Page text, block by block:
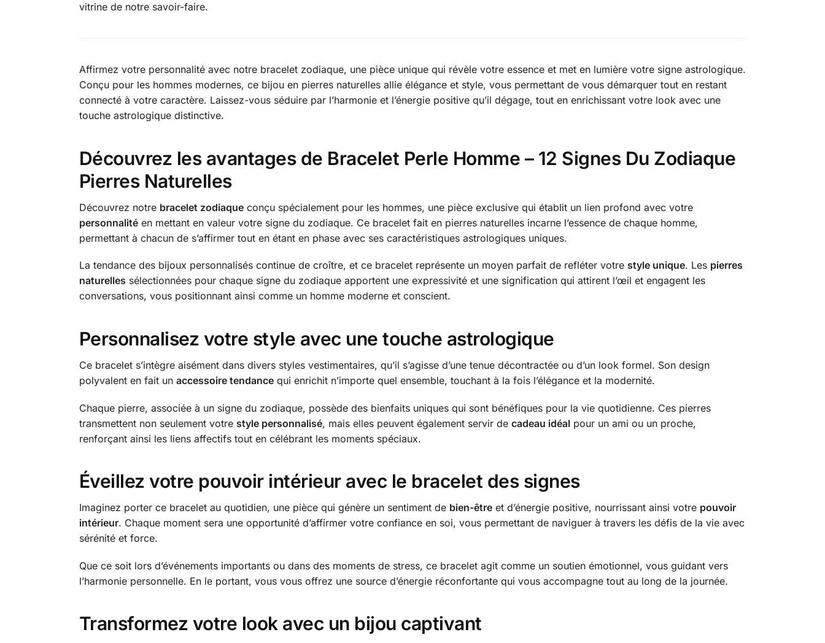
vitrine de notre savoir-faire.
Affirmez votre personnalité avec notre bracelet zodiaque, une pièce unique qui révèle votre essence et met en lumière votre signe astrologique.
Conçu pour les hommes modernes, ce bijou en pierres naturelles allie élégance et style, vous permettant de vous démarquer tout en restant
connecté à votre caractère. Laissez-vous séduire par l’harmonie et l’énergie positive qu’il dégage, tout en enrichissant votre look avec une
touche astrologique distinctive.
Découvrez les avantages de Bracelet Perle Homme – 12 Signes Du Zodiaque
Pierres Naturelles
Découvrez notre bracelet zodiaqueconçu spécialement pour les hommes, une pièce exclusive qui établit un lien profond avec votre
personnalitéen mettant en valeur votre signe du zodiaque. Ce bracelet fait en pierres naturelles incarne l’essence de chaque homme,
permettant à chacun de s’affirmer tout en étant en phase avec ses caractéristiques astrologiques uniques.
La tendance des bijoux personnalisés continue de croître, et ce bracelet représente un moyen parfait de refléter votre style unique. Les pierres
naturelles sélectionnées pour chaque signe du zodiaque apportent une expressivité et une signification qui attirent l’œil et engagent les
conversations, vous positionnant ainsi comme un homme moderne et conscient.
Personnalisez votre style avec une touche astrologique
Ce bracelet s’intègre aisément dans divers styles vestimentaires, qu’il s’agisse d’une tenue décontractée ou d’un look formel. Son design
polyvalent en fait un accessoire tendancequi enrichit n’importe quel ensemble, touchant à la fois l’élégance et la modernité.
Chaque pierre, associée à un signe du zodiaque, possède des bienfaits uniques qui sont bénéfiques pour la vie quotidienne. Ces pierres
transmettent non seulement votre style personnalisé, mais elles peuvent également servir de cadeau idéalpour un ami ou un proche,
renforçant ainsi les liens affectifs tout en célébrant les moments spéciaux.
Éveillez votre pouvoir intérieur avec le bracelet des signes
Imaginez porter ce bracelet au quotidien, une pièce qui génère un sentiment de bien-êtreet d’énergie positive, nourrissant ainsi votre pouvoir
intérieur. Chaque moment sera une opportunité d’affirmer votre confiance en soi, vous permettant de naviguer à travers les défis de la vie avec
sérénité et force.
Que ce soit lors d’événements importants ou dans des moments de stress, ce bracelet agit comme un soutien émotionnel, vous guidant vers
l’harmonie personnelle. En le portant, vous vous offrez une source d’énergie réconfortante qui vous accompagne tout au long de la journée.
Transformez votre look avec un bijou captivant